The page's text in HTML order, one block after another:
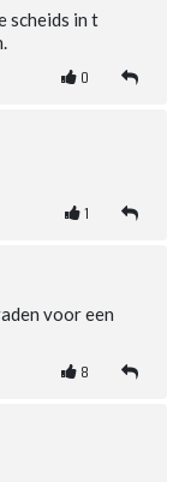
scheids in t
0
1
voor een
8